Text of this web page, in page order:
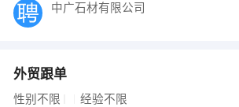
中广石材有限公司
外贸跟单
性别不限 经验不限